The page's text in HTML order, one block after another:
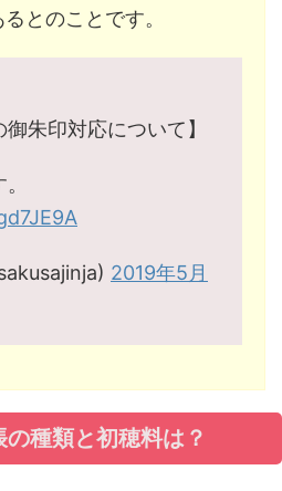
とのことです。
御朱印対応について】
2019年5月
種類と初穂料は？